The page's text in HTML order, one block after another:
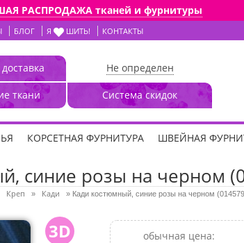
РАСПРОДАЖА тканей и фурнитуры
БЛОГ Я ШИТЬ! КОНТАКТЫ
ткани
Не определен
Система скидок
КОРСЕТНАЯ ФУРНИТУРА ШВЕЙНАЯ
синие розы на черном
Креп » Кади » Кади костюмный, синие розы на черном
3D обычная цена: